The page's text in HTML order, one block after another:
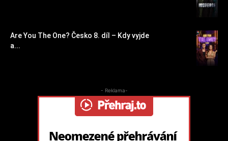
Are You The One? Česko 8. díl – Kdy vyjde
a...
- Reklama-